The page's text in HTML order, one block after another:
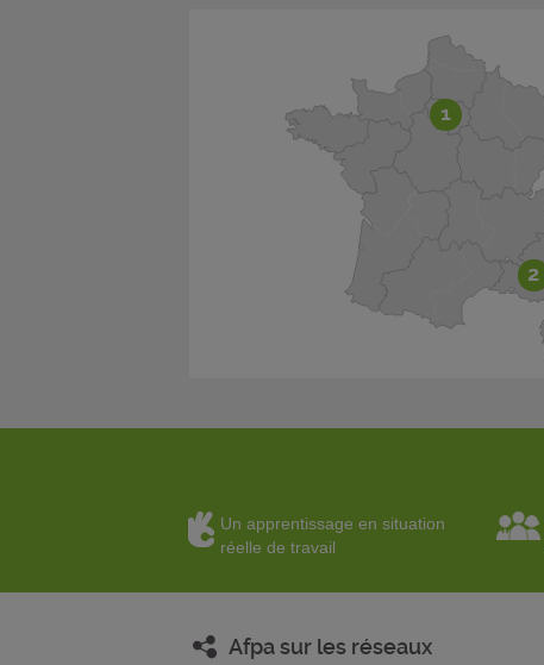
1
2
Un apprentissage en situation
réelle de travail
Afpa sur les réseaux